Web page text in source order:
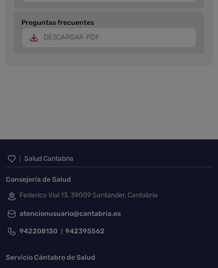
Preguntas frecuentes
DESCARGAR PDF
Inicio del pie de página
Salud Cantabria
Consejería de Salud
Federico Vial 13, 39009 Santander, Cantabria
atencionusuario@cantabria.es
942208130 942395562
Servicio Cántabro de Salud